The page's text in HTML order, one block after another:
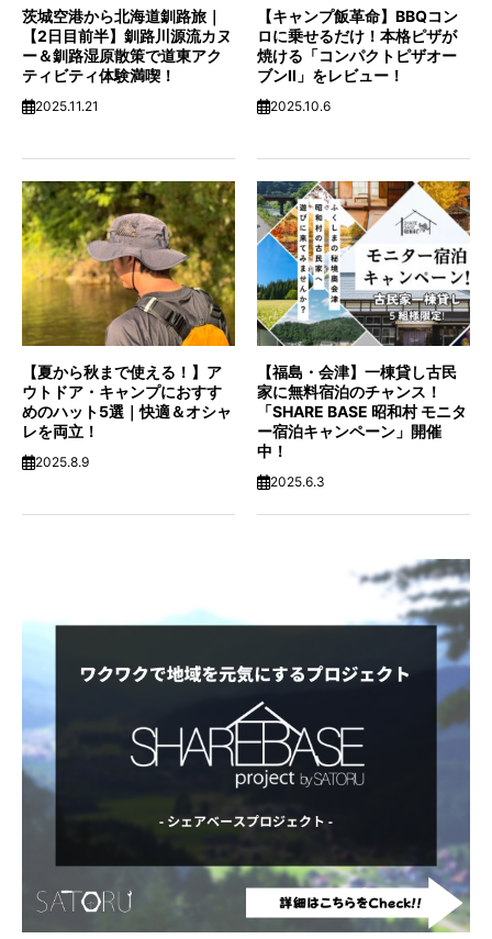
茨城空港から北海道釧路旅｜
【2日目前半】釧路川源流カヌ
ー＆釧路湿原散策で道東アク
ティビティ体験満喫！
2025.11.21
【キャンプ飯革命】BBQコン
ロに乗せるだけ！本格ピザが
焼ける「コンパクトピザオー
ブンⅡ」をレビュー！
2025.10.6
【夏から秋まで使える！】ア
ウトドア・キャンプにおすす
めのハット5選｜快適＆オシャ
レを両立！
2025.8.9
【福島・会津】一棟貸し古民
家に無料宿泊のチャンス！
「SHARE BASE 昭和村 モニタ
ー宿泊キャンペーン」開催
中！
2025.6.3